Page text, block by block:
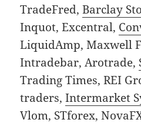
TradeFred,Barclay
Inquot, Excentral,
LiquidAmp, Maxwell
Intradebar, Arotrade,
Trading Times, REI
traders,Intermarket
Vlom, STforex,